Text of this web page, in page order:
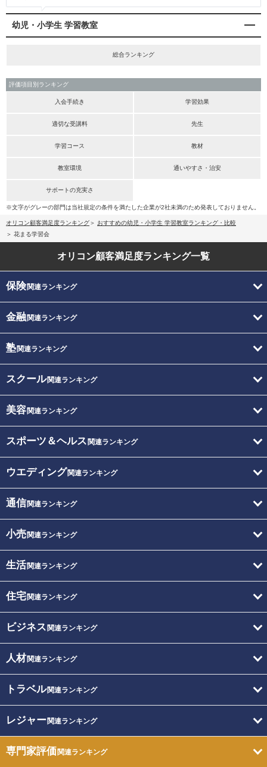
幼児・小学生 学習教室
総合ランキング
評価項目別ランキング
入会手続き 学習効果
適切な受講料 先生
学習コース 教材
教室環境 通いやすさ・治安
サポートの充実さ
※文字がグレーの部門は当社規定の条件を満たした企業が2社未満のため発表しておりません。
オリコン顧客満足度ランキング
おすすめの幼児・小学生 学習教室ランキング・比較
花まる学習会
オリコン顧客満足度ランキング一覧
保険関連ランキング
金融関連ランキング
塾関連ランキング
スクール関連ランキング
美容関連ランキング
スポーツ＆ヘルス 関連ランキング
ウエディング関連ランキング
通信関連ランキング
小売関連ランキング
生活関連ランキング
住宅関連ランキング
ビジネス 関連ランキング
人材関連ランキング
トラベル関連ランキング
レジャー関連ランキング
専門家評価関連ランキング